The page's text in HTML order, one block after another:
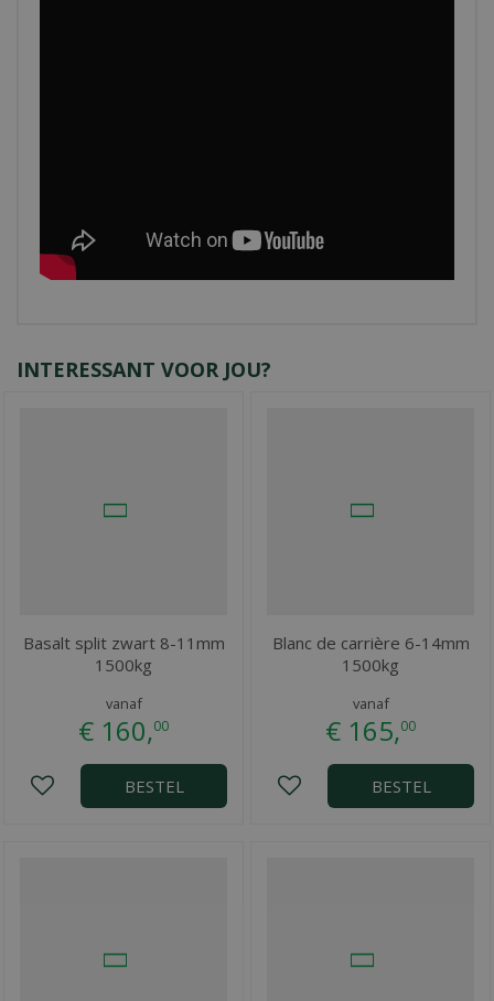
INTERESSANT VOOR JOU?
Basalt split zwart 8-11mm
1500kg
vanaf
€ 160,00
BESTEL
Blanc de carrière 6-14mm
1500kg
vanaf
€ 165,00
BESTEL